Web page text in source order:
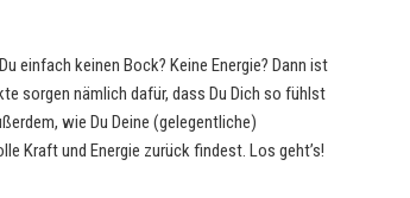
einfach keinen Bock? Keine Energie? Dann ist
sorgen nämlich dafür, dass Du Dich so fühlst
wie Du Deine (gelegentliche)
Kraft und Energie zurück findest. Los geht’s!